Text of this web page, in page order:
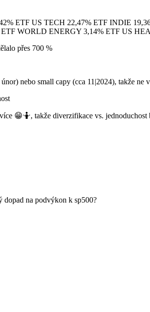
ETF US TECH 22,47% ETF INDIE
WORLD ENERGY 3,14% ETF US
přes 700 %
nebo small capy (cca 11|2024), takže ne
😁🤷, takže diverzifikace vs. jednoduchost
na podvýkon k sp500?